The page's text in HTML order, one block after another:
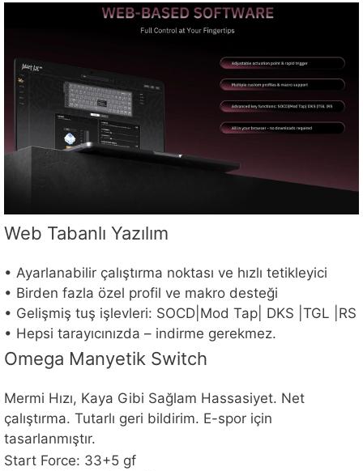
Web Tabanlı Yazılım
• Ayarlanabilir çalıştırma noktası ve hızlı tetikleyici
• Birden fazla özel profil ve makro desteği
• Gelişmiş tuş işlevleri: SOCD|Mod Tap| DKS |TGL |RS
• Hepsi tarayıcınızda – indirme gerekmez.
Omega Manyetik Switch
Mermi Hızı, Kaya Gibi Sağlam Hassasiyet. Net
çalıştırma. Tutarlı geri bildirim. E-spor için
tasarlanmıştır.
Start Force: 33+5 gf